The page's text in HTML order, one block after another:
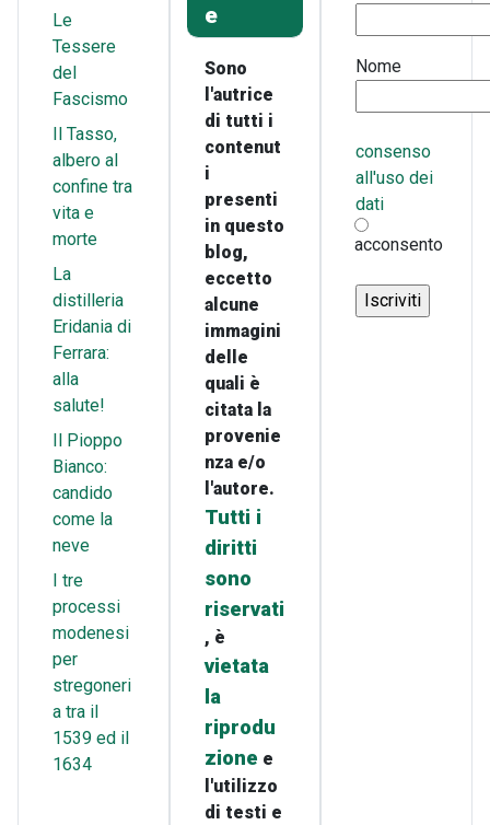
Le
Tessere
del
Fascismo
Il Tasso,
albero al
confine tra
vita e
morte
La
distilleria
Eridania di
Ferrara:
alla
salute!
Il Pioppo
Bianco:
candido
come la
neve
I tre
processi
modenesi
per
stregoneri
a tra il
1539 ed il
1634
e
Sono
l'autrice
di tutti i
contenut
i
presenti
in questo
blog,
eccetto
alcune
immagini
delle
quali è
citata la
provenie
nza e/o
l'autore.
Tutti i
diritti
sono
riservati
, è
vietata
la
riprodu
zione e
l'utilizzo
di testi e
Nome
consenso
all'uso dei
dati
acconsento